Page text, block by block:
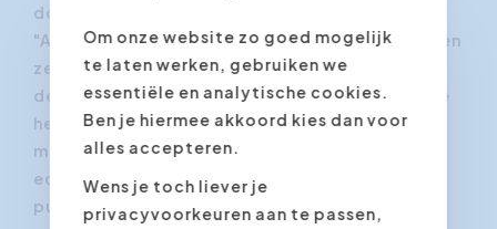
door jezelf tijdens het spreken te beoordelen.
"Ai, een verspreking. Daar geeuwt iemand, ik ben
zeker niet goed bezig!" Wie zo denkt, gebruikt
de helft van zijn brein voor zelfkritiek, terwijl je
het volledig nodig hebt voor je verhaal. Heb
mededogen met jezelf. En onthoud waar het
echt om draait: niet om jou, maar om wat je
publiek aan je verhaal heeft.
Om onze website zo goed mogelijk
te laten werken, gebruiken we
essentiële en analytische cookies.
Ben je hiermee akkoord kies dan voor
alles accepteren.
Wens je toch liever je
privacyvoorkeuren aan te passen,